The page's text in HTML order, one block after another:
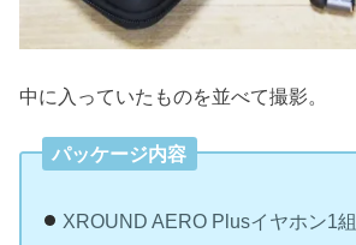
中に入っていたものを並べて撮影。
パッケージ内容
XROUND AERO Plusイヤホン1組